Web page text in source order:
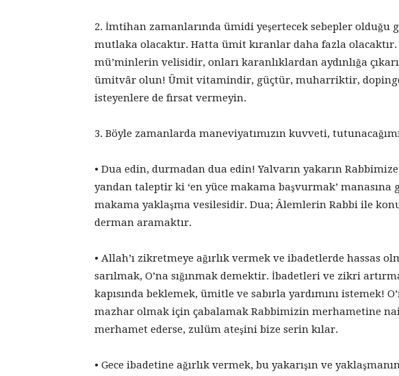
2. İmtihan zamanlarında ümidi yeşertecek sebepler olduğu
mutlaka olacaktır. Hatta ümit kıranlar daha fazla
mü’minlerin velisidir, onları karanlıklardan aydınlığa
ümitvâr olun! Ümit vitamindir, güçtür, muharriktir,
isteyenlere de fırsat vermeyin.
3. Böyle zamanlarda maneviyatımızın kuvveti,
• Dua edin, durmadan dua edin! Yalvarın yakarın
yandan taleptir ki ‘en yüce makama başvurmak’ manasına
makama yaklaşma vesilesidir. Dua; Âlemlerin Rabbi ile
derman aramaktır.
• Allah’ı zikretmeye ağırlık vermek ve ibadetlerde hassas
sarılmak, O’na sığınmak demektir. İbadetleri ve zikri
kapısında beklemek, ümitle ve sabırla yardımını istemek!
mazhar olmak için çabalamak Rabbimizin merhametine
merhamet ederse, zulüm ateşini bize serin kılar.
• Gece ibadetine ağırlık vermek, bu yakarışın ve